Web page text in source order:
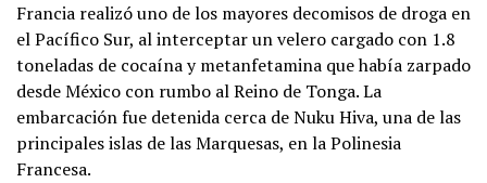
Francia realizó uno de los mayores decomisos de droga en
el Pacífico Sur, al interceptar un velero cargado con 1.8
toneladas de cocaína y metanfetamina que había zarpado
desde México con rumbo al Reino de Tonga. La
embarcación fue detenida cerca de Nuku Hiva, una de las
principales islas de las Marquesas, en la Polinesia
Francesa.